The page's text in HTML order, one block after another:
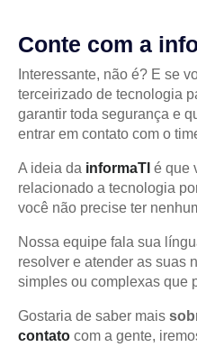
Conte com a
Interessante, não é? E se
terceirizado de tecnologia
garantir toda segurança e
entrar em contato com o
A ideia da informaTI é que
relacionado a tecnologia
você não precise ter
Nossa equipe fala sua
resolver e atender as suas
simples ou complexas que
Gostaria de saber mais
contato com a gente,